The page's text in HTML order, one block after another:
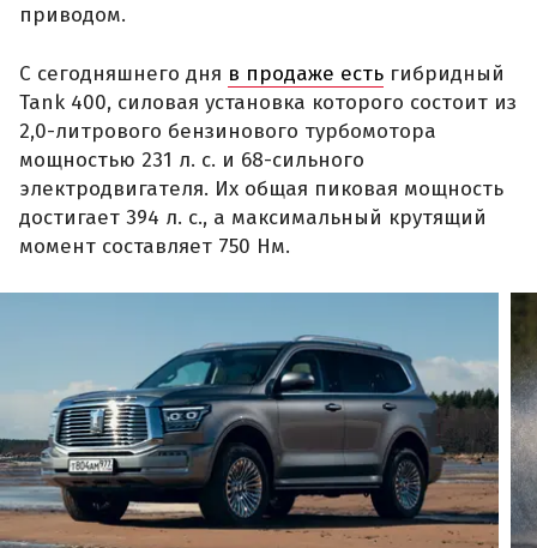
приводом.
С сегодняшнего дня в продаже есть гибридный
Tank 400, силовая установка которого состоит из
2,0-литрового бензинового турбомотора
мощностью 231 л. с. и 68-сильного
электродвигателя. Их общая пиковая мощность
достигает 394 л. с., а максимальный крутящий
момент составляет 750 Нм.